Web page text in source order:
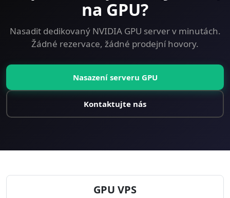
na GPU?
Nasadit dedikovaný NVIDIA GPU server v minutách.
Žádné rezervace, žádné prodejní hovory.
Nasazení serveru GPU
Kontaktujte nás
GPU VPS